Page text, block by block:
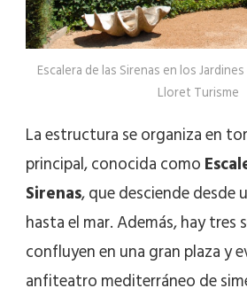
Escalera de las Sirenas en los
Lloret Turisme
La estructura se organiza en
principal, conocida como
Sirenas, que desciende desde
hasta el mar. Además, hay tres
confluyen en una gran plaza y
anfiteatro mediterráneo de